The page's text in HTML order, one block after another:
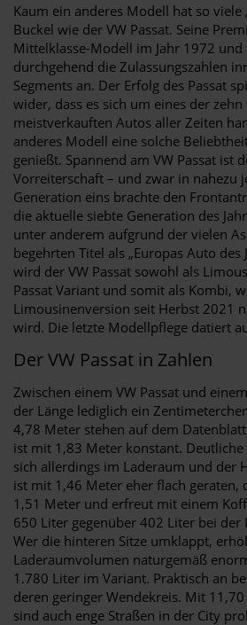
Kaum ein anderes Modell hat so viele
Buckel wie der VW Passat. Seine
Mittelklasse-Modell im Jahr 1972
durchgehend die Zulassungszahlen
Segments an. Der Erfolg des Passat
wider, dass es sich um eines der
meistverkauften Autos aller Zeiten
anderes Modell eine solche
genießt. Spannend am VW Passat ist
Vorreiterschaft – und zwar in nahezu
Generation eins brachte den
die aktuelle siebte Generation des
unter anderem aufgrund der vielen
begehrten Titel als „Europas Auto des
wird der VW Passat sowohl als
Passat Variant und somit als Kombi,
Limousinenversion seit Herbst 2021
wird. Die letzte Modellpflege datiert
Der VW Passat in Zahlen
Zwischen einem VW Passat und
der Länge lediglich ein
4,78 Meter stehen auf dem
ist mit 1,83 Meter konstant. Deutliche
sich allerdings im Laderaum und der
ist mit 1,46 Meter eher flach geraten,
1,51 Meter und erfreut mit einem
650 Liter gegenüber 402 Liter bei der
Wer die hinteren Sitze umklappt,
Laderaumvolumen naturgemäß
1.780 Liter im Variant. Praktisch an
deren geringer Wendekreis. Mit
sind auch enge Straßen in der City